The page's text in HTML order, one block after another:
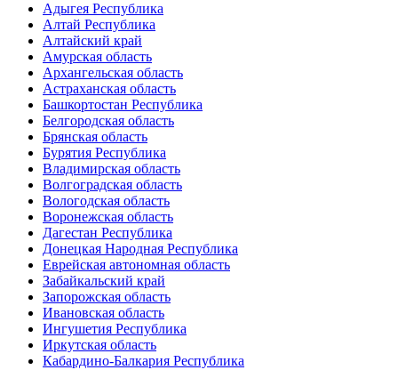
Адыгея Республика
Алтай Республика
Алтайский край
Амурская область
Архангельская область
Астраханская область
Башкортостан Республика
Белгородская область
Брянская область
Бурятия Республика
Владимирская область
Волгоградская область
Вологодская область
Воронежская область
Дагестан Республика
Донецкая Народная Республика
Еврейская автономная область
Забайкальский край
Запорожская область
Ивановская область
Ингушетия Республика
Иркутская область
Кабардино-Балкария Республика